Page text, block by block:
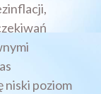
niski poziom